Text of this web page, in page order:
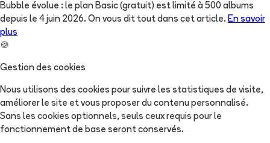
Bubble évolue : le plan Basic (gratuit) est limité à 500 albums
depuis le 4 juin 2026. On vous dit tout dans cet article. En savoir
plus
🍪
Gestion des cookies
Nous utilisons des cookies pour suivre les statistiques de visite,
améliorer le site et vous proposer du contenu personnalisé.
Sans les cookies optionnels, seuls ceux requis pour le
fonctionnement de base seront conservés.